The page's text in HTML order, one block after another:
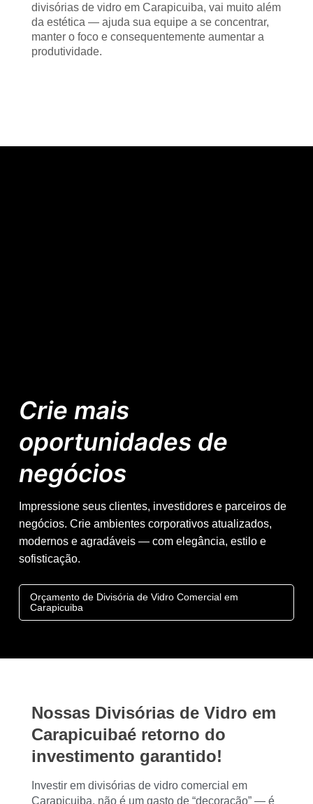
divisórias de vidro em Carapicuiba, vai muito além
da estética — ajuda sua equipe a se concentrar,
manter o foco e consequentemente aumentar a
produtividade.
Crie mais
oportunidades de
negócios
Impressione seus clientes, investidores e parceiros de
negócios. Crie ambientes corporativos atualizados,
modernos e agradáveis — com elegância, estilo e
sofisticação.
Orçamento de Divisória de Vidro Comercial em
Carapicuiba
Nossas Divisórias de Vidro em
Carapicuibaé retorno do
investimento garantido!
Investir em divisórias de vidro comercial em
Carapicuiba, não é um gasto de “decoração” — é